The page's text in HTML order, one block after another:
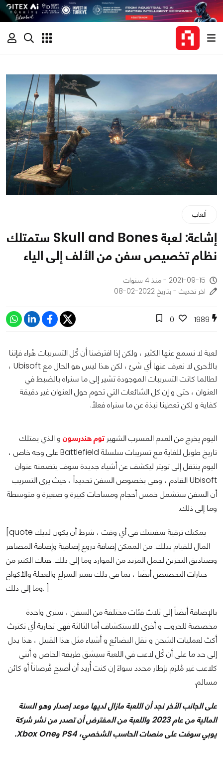
ألعاب
إشاعة: لعبة Skull and Bones ستمتلك
نظام تخصيص سفن من الألف إلى الياء
2021-09-15 - منذ 4 سنوات
اخر تحديث - بتاريخ 2022-02-08
1989
0
لعبة لا نسمع عنها الكثير ، ولكن إذا افترضنا أن كُل التسريبات هُراء فإننا
بالأحرى لا نعرف عنها أي شئ ، لكن هذا ليس هو الحال مع Ubisoft ،
لطالما كانت التسريبات الموجودة تشير إلى ما سنراه بالضبط في
العنوان ، حتى و إن كل الشائعات التي تحوم حول العنوان غير دقيقة
كفاية و لكن تعطينا نبذة عن ما سنراه فعلًا.
اليوم يخرج من العدم المسرب الشهير توم هندرسون و الذي يمتلك
تاريخ طويل للغاية مع تسريبات سلسلة Battlefield على وجه خاص ،
اليوم ينتقل إلى تويتر ليكشف عن أشياء جديدة سوف يتضمنه عنوان
Ubisoft القادم
، وهي بخصوص السفن تحديداً ، حيث يرى التسريب
أن السفن ستشمل خمس أحجام ومساحات كبيرة و صغيرة و متوسطة
وما إلى ذلك.
[quote يمكنك ترقية سفينتك في أي وقت ، شرط أن يكون لديك
المال للقيام بذلك. من الممكن إضافة دروع إضافية وإضافة المصاهر
وصناديق التخزين لحمل المزيد من الموارد وما إلى ذلك. هناك الكثير من
خيارات التخصيص أيضًا ، بما في ذلك تغيير الشراع والعجلة والأكواخ
وما إلى ذلك. ]
بالإضافة أيضاً إلى ثلاث فئات مختلفة من السفن ، سنرى واحدة
مخصصة للحروب و أخرى للاستكشاف أما الثالثة فهي تجارية أي تكترث
أكث لعمليات الشحن و نقل البضائع و أشياء مثل هذا القبيل ، هذا يدل
إلى حد ما على أن كُل لاعب في اللعبة سيشق طريقه الخاص و أنني
كلاعب غير مُلزم بإطار محدد سواءً إن كنت أُريد أن أصبح قُرصاناً أو كائن
مسالم.
على الجانب الأخر نجد أن اللعبة مازال لديها موعد إصدار وهو السنة
المالية من عام 2023 واللعبة من المفترض أن تصدر من نشر شركة
يوبي سوفت على منصات الحاسب الشخصي، PS4 وXbox One.